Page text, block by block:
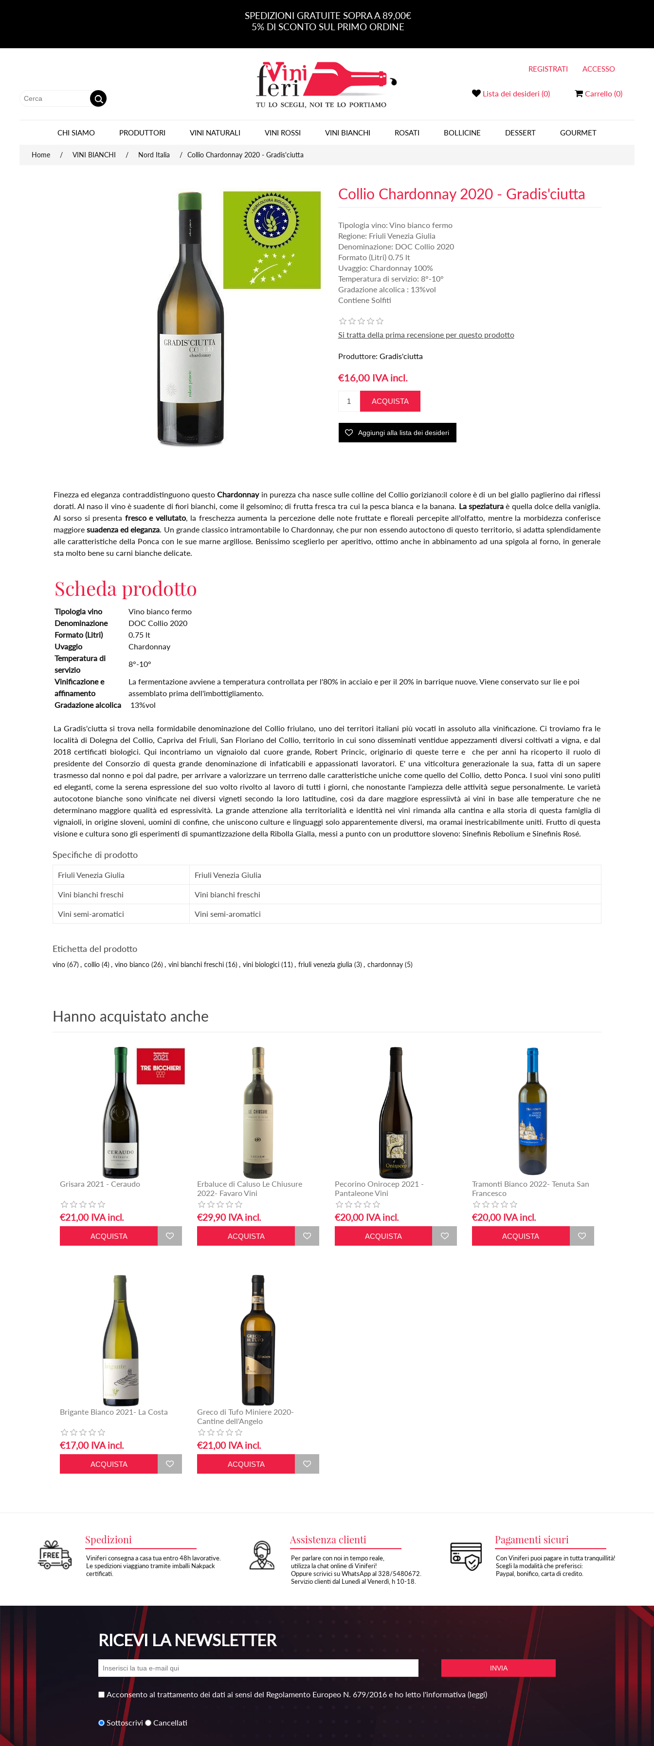
SPEDIZIONI GRATUITE SOPRA A 89,00€
5% DI SCONTO SUL PRIMO ORDINE
Lista dei desideri (0) Carrello (0)
REGISTRATI ACCESSO
CHI SIAMO PRODUTTORI VINI NATURALI VINI ROSSI VINI BIANCHI ROSATI BOLLICINE DESSERT GOURMET
Home / VINI BIANCHI / Nord Italia / Collio Chardonnay 2020 - Gradis'ciutta
Collio Chardonnay 2020 - Gradis'ciutta
Tipologia vino: Vino bianco fermo
Regione: Friuli Venezia Giulia
Denominazione: DOC Collio 2020
Formato (Litri) 0.75 lt
Uvaggio: Chardonnay 100%
Temperatura di servizio: 8°-10°
Gradazione alcolica : 13%vol
Contiene Solfiti
Si tratta della prima recensione per questo prodotto
Produttore: Gradis'ciutta
€16,00 IVA incl.
Finezza ed eleganza contraddistinguono questoChardonnayin purezza cha nasce sulle colline del Collio goriziano:il colore è di un bel giallo paglierino dai riflessi
dorati. Al naso il vino è suadente di fiori bianchi, come il gelsomino; di frutta fresca tra cui la pesca bianca e la banana. La speziatura è quella dolce della vaniglia.
Al sorso si presenta fresco e vellutato, la freschezza aumenta la percezione delle note fruttate e floreali percepite all'olfatto, mentre la morbidezza conferisce
maggiore suadenza ed eleganza. Un grande classico intramontabile lo Chardonnay, che pur non essendo autoctono di questo territorio, si adatta splendidamente
alle caratteristiche della Ponca con le sue marne argillose. Benissimo sceglierlo per aperitivo, ottimo anche in abbinamento ad una spigola al forno, in generale
sta molto bene su carni bianche delicate.
Scheda prodotto
Tipologia vino
Vino bianco fermo
Denominazione
DOC Collio 2020
Formato (Litri)
0.75 lt
Uvaggio
Chardonnay
Temperatura di
servizio
8°-10°
Vinificazione e
affinamento
La fermentazione avviene a temperatura controllata per l'80% in acciaio e per il 20% in barrique nuove. Viene conservato sur lie e poi
assemblato prima dell'imbottigliamento.
Gradazione alcolica
13%vol
La Gradis'ciutta si trova nella formidabile denominazione del Collio friulano, uno dei territori italiani più vocati in assoluto alla vinificazione. Ci troviamo fra le
località di Dolegna del Collio, Capriva del Friuli, San Floriano del Collio, territorio in cui sono disseminati ventidue appezzamenti diversi coltivati a vigna, e dal
2018 certificati biologici. Qui incontriamo un vignaiolo dal cuore grande, Robert Princic, originario di queste terre e che per anni ha ricoperto il ruolo di
presidente del Consorzio di questa grande denominazione di infaticabili e appassionati lavoratori. E' una viticoltura generazionale la sua, fatta di un sapere
trasmesso dal nonno e poi dal padre, per arrivare a valorizzare un terrreno dalle caratteristiche uniche come quello del Collio, detto Ponca. I suoi vini sono puliti
ed eleganti, come la serena espressione del suo volto rivolto al lavoro di tutti i giorni, che nonostante l'ampiezza delle attività segue personalmente. Le varietà
autocotone bianche sono vinificate nei diversi vigneti secondo la loro latitudine, così da dare maggiore espressiivtà ai vini in base alle temperature che ne
determinano maggiore qualità ed espressività. La grande attenzione alla territorialità e identità nei vini rimanda alla cantina e alla storia di questa famiglia di
vignaioli, in origine sloveni, uomini di confine, che uniscono culture e linguaggi solo apparentemente diversi, ma oramai inestricabilmente uniti. Frutto di questa
visione e cultura sono gli esperimenti di spumantizzazione della Ribolla Gialla, messi a punto con un produttore sloveno: Sinefinis Rebolium e Sinefinis Rosé.
Specifiche di prodotto
Friuli Venezia Giulia Friuli Venezia Giulia
Vini bianchi freschi Vini bianchi freschi
Vini semi-aromatici Vini semi-aromatici
Etichetta del prodotto
vino (67) , collio (4) , vino bianco (26) , vini bianchi freschi (16) , vini biologici (11) , friuli venezia giulia (3) , chardonnay (5)
Hanno acquistato anche
Grisara 2021 - Ceraudo
€21,00 IVA incl.
Erbaluce di Caluso Le Chiusure
2022- Favaro Vini
€29,90 IVA incl.
Pecorino Onirocep 2021 -
Pantaleone Vini
€20,00 IVA incl.
Tramonti Bianco 2022- Tenuta San
Francesco
€20,00 IVA incl.
Brigante Bianco 2021- La Costa
€17,00 IVA incl.
Greco di Tufo Miniere 2020-
Cantine dell'Angelo
€21,00 IVA incl.
Spedizioni
Viniferi consegna a casa tua entro 48h lavorative.
Le spedizioni viaggiano tramite imballi Nakpack
certificati.
Assistenza clienti
Per parlare con noi in tempo reale,
utilizza la chat online di Viniferi!
Oppure scrivici su WhatsApp al 328/5480672.
Servizio clienti dal Lunedì al Venerdì, h 10-18.
Pagamenti sicuri
Con Viniferi puoi pagare in tutta tranquillità!
Scegli la modalità che preferisci:
Paypal, bonifico, carta di credito.
RICEVI LA NEWSLETTER
Acconsento al trattamento dei dati ai sensi del Regolamento Europeo N. 679/2016 e ho letto l'informativa (leggi)
Sottoscrivi Cancellati